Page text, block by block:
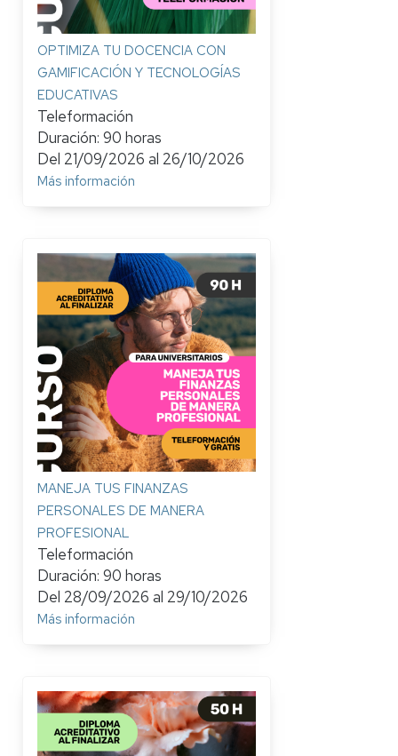
OPTIMIZA TU DOCENCIA CON
GAMIFICACIÓN Y TECNOLOGÍAS
EDUCATIVAS
Teleformación
Duración: 90 horas
Del 21/09/2026 al 26/10/2026
Más información
MANEJA TUS FINANZAS
PERSONALES DE MANERA
PROFESIONAL
Teleformación
Duración: 90 horas
Del 28/09/2026 al 29/10/2026
Más información